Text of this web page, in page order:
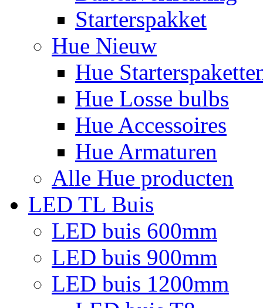
Starterspakket
Hue Nieuw
Hue
Hue Losse bulbs
Hue Accessoires
Hue Armaturen
Alle Hue producten
LED TL Buis
LED buis 600mm
LED buis 900mm
LED buis 1200mm